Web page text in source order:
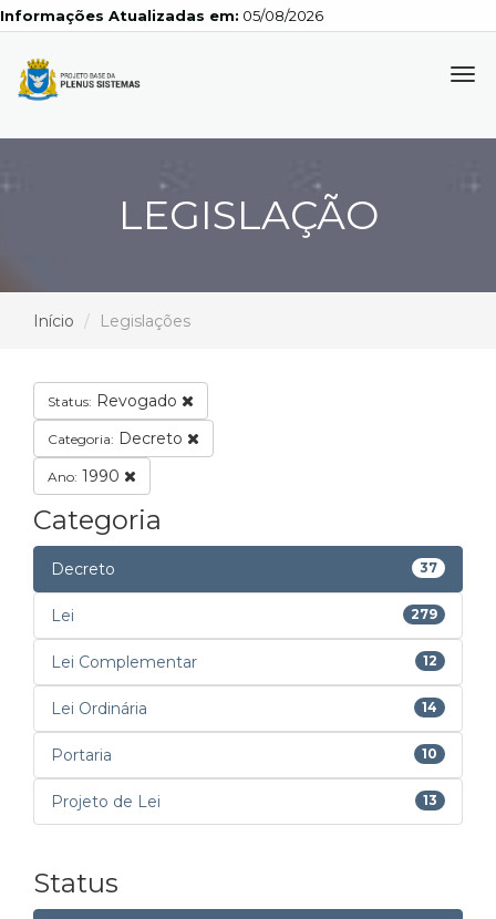
Atualizadas em: 05/08/2026
LEGISLAÇÃO
Início Legislações
Status: Revogado
Categoria: Decreto
Ano: 1990
Categoria
Decreto 37
Lei 279
Lei Complementar 12
Lei Ordinária 14
Portaria 10
Projeto de Lei 13
Status